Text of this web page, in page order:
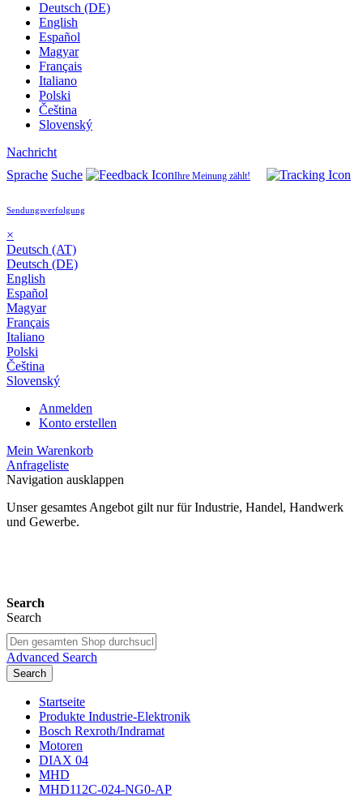
Deutsch (DE)
English
Español
Magyar
Français
Italiano
Polski
Čeština
Slovenský
Nachricht
Sprache Suche Ihre Meinung zählt!
Sendungsverfolgung
×
Deutsch (AT)
Deutsch (DE)
English
Español
Magyar
Français
Italiano
Polski
Čeština
Slovenský
Anmelden
Konto erstellen
Mein Warenkorb
Anfrageliste
Navigation ausklappen
Unser gesamtes Angebot gilt nur für Industrie, Handel, Handwerk
und Gewerbe.
Search
Search
Advanced Search
Search
Startseite
Produkte Industrie-Elektronik
Bosch Rexroth/Indramat
Motoren
DIAX 04
MHD
MHD112C-024-NG0-AP